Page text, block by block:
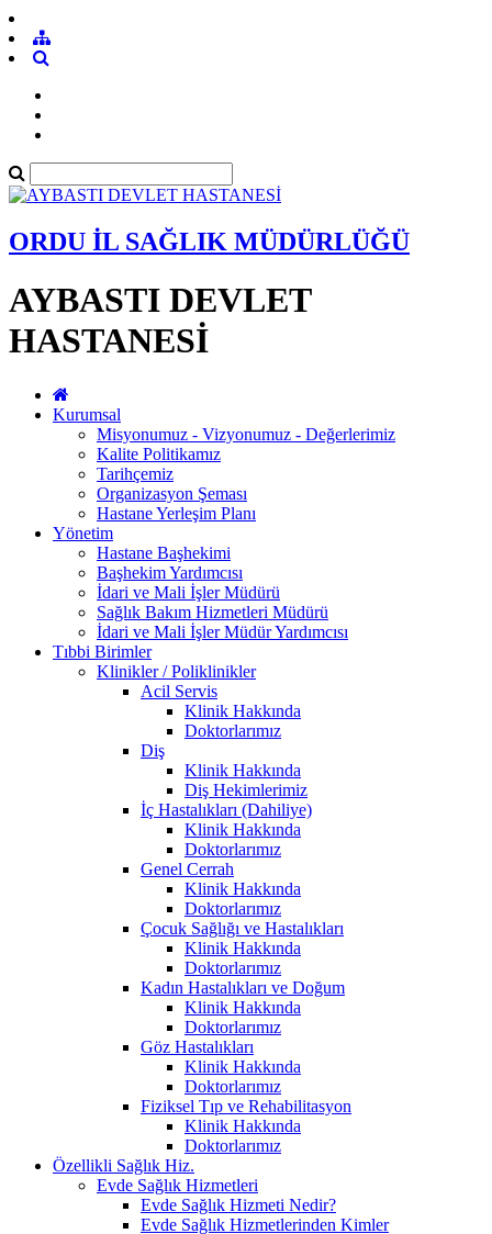
ORDU İL SAĞLIK MÜDÜRLÜĞÜ
AYBASTI DEVLET
HASTANESİ
Kurumsal
Misyonumuz - Vizyonumuz - Değerlerimiz
Kalite Politikamız
Tarihçemiz
Organizasyon Şeması
Hastane Yerleşim Planı
Yönetim
Hastane Başhekimi
Başhekim Yardımcısı
İdari ve Mali İşler Müdürü
Sağlık Bakım Hizmetleri Müdürü
İdari ve Mali İşler Müdür Yardımcısı
Tıbbi Birimler
Klinikler / Poliklinikler
Acil Servis
Klinik Hakkında
Doktorlarımız
Diş
Klinik Hakkında
Diş Hekimlerimiz
İç Hastalıkları (Dahiliye)
Klinik Hakkında
Doktorlarımız
Genel Cerrah
Klinik Hakkında
Doktorlarımız
Çocuk Sağlığı ve Hastalıkları
Klinik Hakkında
Doktorlarımız
Kadın Hastalıkları ve Doğum
Klinik Hakkında
Doktorlarımız
Göz Hastalıkları
Klinik Hakkında
Doktorlarımız
Fiziksel Tıp ve Rehabilitasyon
Klinik Hakkında
Doktorlarımız
Özellikli Sağlık Hiz.
Evde Sağlık Hizmetleri
Evde Sağlık Hizmeti Nedir?
Evde Sağlık Hizmetlerinden Kimler